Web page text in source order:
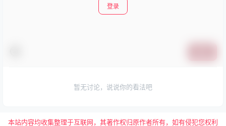
登录
暂无讨论，说说你的看法吧
本站内容均收集整理于互联网，其著作权归原作者所有，如有侵犯您权利